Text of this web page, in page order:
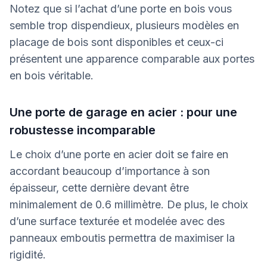
Notez que si l’achat d’une porte en bois vous
semble trop dispendieux, plusieurs modèles en
placage de bois sont disponibles et ceux-ci
présentent une apparence comparable aux portes
en bois véritable.
Une porte de garage en acier : pour une
robustesse incomparable
Le choix d’une porte en acier doit se faire en
accordant beaucoup d’importance à son
épaisseur, cette dernière devant être
minimalement de 0.6 millimètre. De plus, le choix
d’une surface texturée et modelée avec des
panneaux emboutis permettra de maximiser la
rigidité.